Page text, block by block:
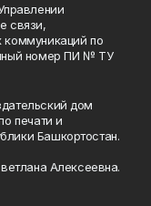
связи,
коммуникаций по
номер ПИ № ТУ
дом
печати и
Башкортостан.
Алексеевна.